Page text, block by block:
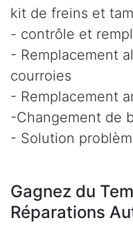
kit de freins et
- contrôle et
- Remplacement
courroies
- Remplacement
-Changement de
- Solution
Gagnez du
Réparations